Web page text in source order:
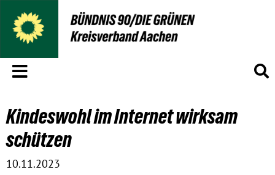
Menü
Kindeswohl im Internet wirksam
schützen
10.11.2023